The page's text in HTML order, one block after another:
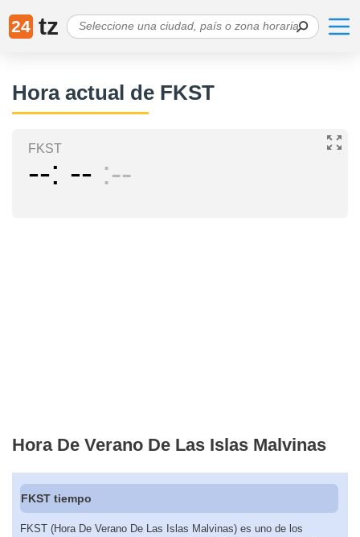
24 tz
Hora actual de FKST
FKST
-- -- --
Hora De Verano De Las Islas Malvinas
FKST tiempo
FKST (Hora De Verano De Las Islas Malvinas) es uno de los